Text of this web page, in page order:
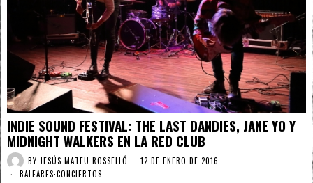
INDIE SOUND FESTIVAL: THE LAST DANDIES, JANE YO Y
MIDNIGHT WALKERS EN LA RED CLUB
BY JESÚS MATEU ROSSELLÓ
12 DE ENERO DE 2016
BALEARES·CONCIERTOS